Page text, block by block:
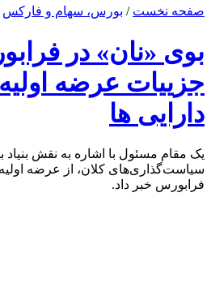
صفحه نخست / بورس، سهام و فارکس
بوی «نان» در
جزییات عرضه
دارایی ها
یک مقام مسئول با اشاره به نقش
سیاست‌گذاری‌های کلان، از عرضه
فرابورس خبر داد.